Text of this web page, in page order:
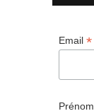
Email *
Prénom